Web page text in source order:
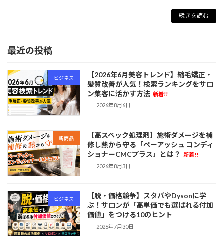
続きを読む
最近の投稿
ビジネス
【2026年6月美容トレンド】縮毛矯正・
髪質改善が人気！検索ランキングをサロ
ン集客に活かす方法 新着!!
2026年8月6日
新商品
【高スペック処理剤】施術ダメージを補
修し熱から守る「ペーアッシュ コンディ
ショナーCMCプラス」とは？
新着!!
2026年8月3日
ビジネス
【脱・価格競争】スタバやDysonに学
ぶ！サロンが「高単価でも選ばれる付加
価値」をつける10のヒント
2026年7月30日